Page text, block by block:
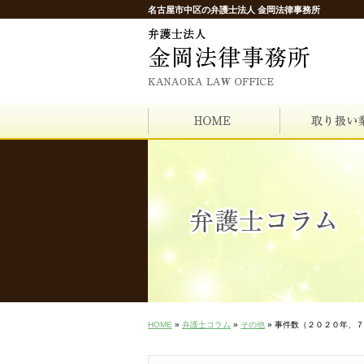
名古屋市中区の弁護士法人 金岡法律事務所
HOME » 弁護士コラム » その他 » 事件数（２０２０年、